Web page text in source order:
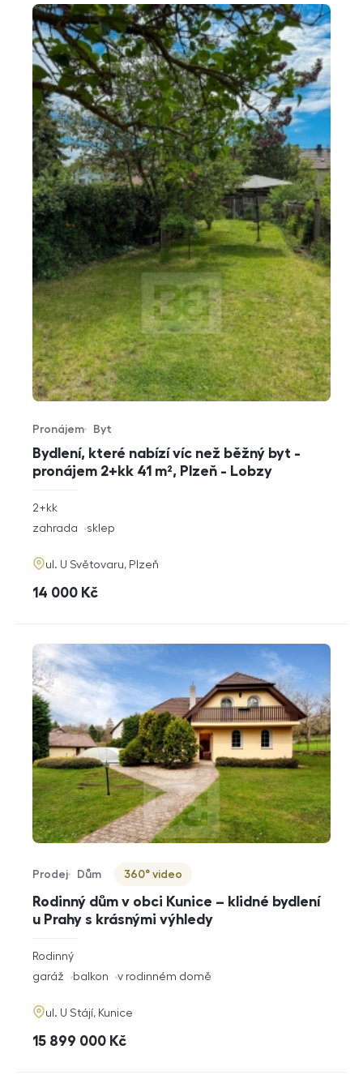
Bydlení, které nabízí víc než běžný byt -
pronájem 2+kk 41 m², Plzeň - Lobzy
Typ nabídky
Pronájem
Typ nemovitosti
Byt
rozměry
2+kk
funkce
zahrada sklep
adresa
ul. U Světovaru, Plzeň
cena
14 000 Kč
Rodinný dům v obci Kunice – klidné bydlení
u Prahy s krásnými výhledy
Typ nabídky
Prodej
Typ nemovitosti
Dům
Virtuální prohlídka
360° video
rozměry
dispozice
Rodinný
funkce
garáž balkon v rodinném domě
adresa
ul. U Stájí, Kunice
cena
15 899 000 Kč